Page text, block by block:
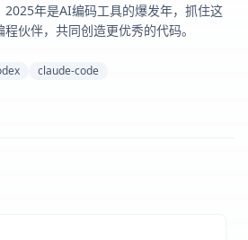
年是AI编码工具的爆发年，抓住这
伙伴，共同创造更优秀的代码。
claude-code